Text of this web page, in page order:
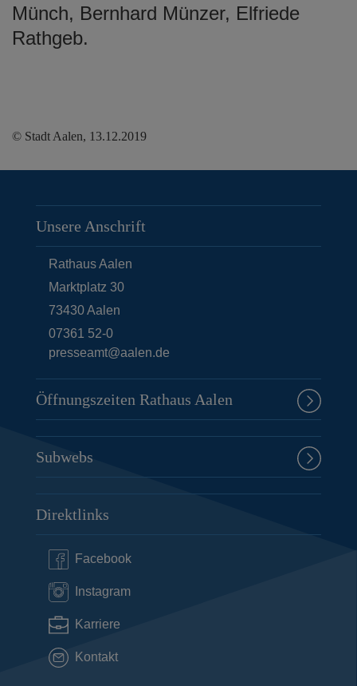
Münch, Bernhard Münzer, Elfriede
Rathgeb.
© Stadt Aalen, 13.12.2019
Unsere Anschrift
Rathaus Aalen
Marktplatz 30
73430Aalen
07361 52-0
presseamt@aalen.de
Öffnungszeiten Rathaus Aalen
Subwebs
Direktlinks
Facebook
Instagram
Karriere
Kontakt